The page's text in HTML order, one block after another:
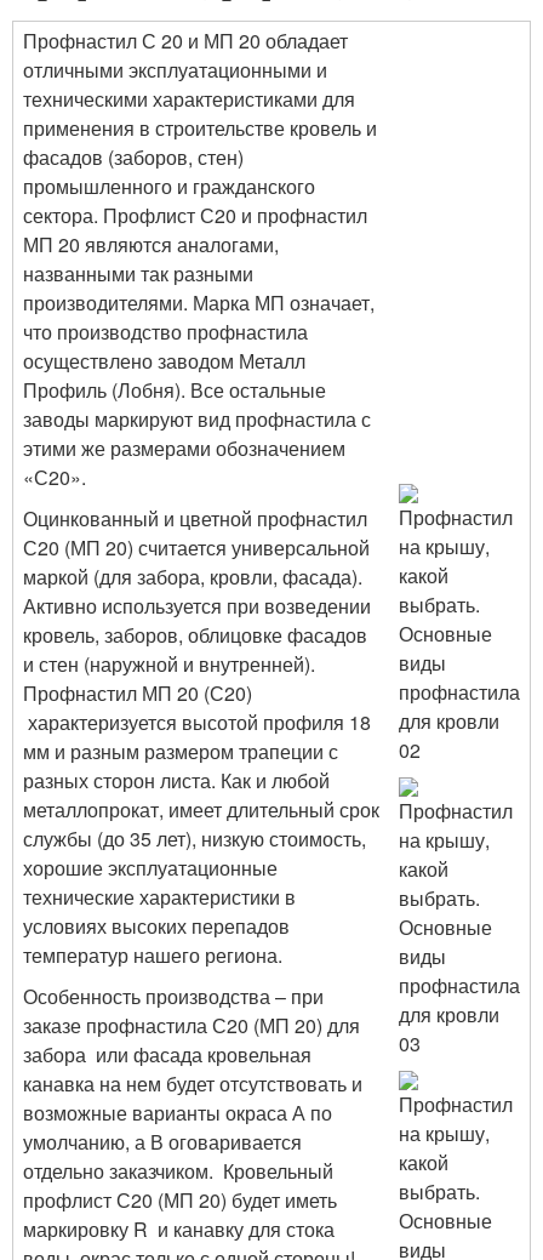
Профнастил С 20 и МП 20 обладает
отличными эксплуатационными и
техническими характеристиками для
применения в строительстве кровель и
фасадов (заборов, стен)
промышленного и гражданского
сектора. Профлист С20 и профнастил
МП 20 являются аналогами,
названными так разными
производителями. Марка МП означает,
что производство профнастила
осуществлено заводом Металл
Профиль (Лобня). Все остальные
заводы маркируют вид профнастила с
этими же размерами обозначением
«С20».
Оцинкованный и цветной профнастил
С20 (МП 20) считается универсальной
маркой (для забора, кровли, фасада).
Активно используется при возведении
кровель, заборов, облицовке фасадов
и стен (наружной и внутренней).
Профнастил МП 20 (С20)
характеризуется высотой профиля 18
мм и разным размером трапеции с
разных сторон листа. Как и любой
металлопрокат, имеет длительный срок
службы (до 35 лет), низкую стоимость,
хорошие эксплуатационные
технические характеристики в
условиях высоких перепадов
температур нашего региона.
Особенность производства – при
заказе профнастила С20 (МП 20) для
забора или фасада кровельная
канавка на нем будет отсутствовать и
возможные варианты окраса А по
умолчанию, а В оговаривается
отдельно заказчиком. Кровельный
профлист С20 (МП 20) будет иметь
маркировку R и канавку для стока